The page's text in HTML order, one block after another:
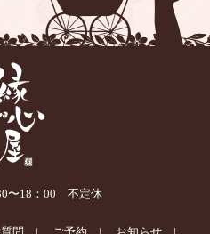
〜18：00 不定休